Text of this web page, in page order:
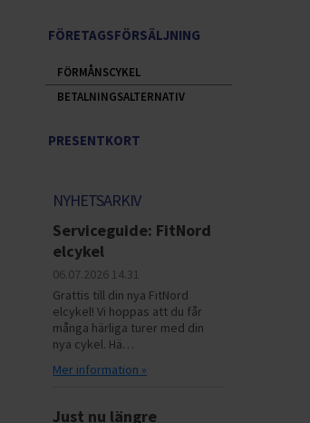
FÖRETAGSFÖRSÄLJNING
FÖRMÅNSCYKEL
BETALNINGSALTERNATIV
PRESENTKORT
NYHETSARKIV
Serviceguide: FitNord
elcykel
06.07.2026 14.31
Grattis till din nya FitNord
elcykel! Vi hoppas att du får
många härliga turer med din
nya cykel. Hä…
Mer information »
Just nu längre